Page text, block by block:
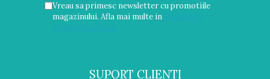
Vreau sa primesc newsletter cu promotiile
magazinului. Afla mai multe in
SUPORT CLIENTI